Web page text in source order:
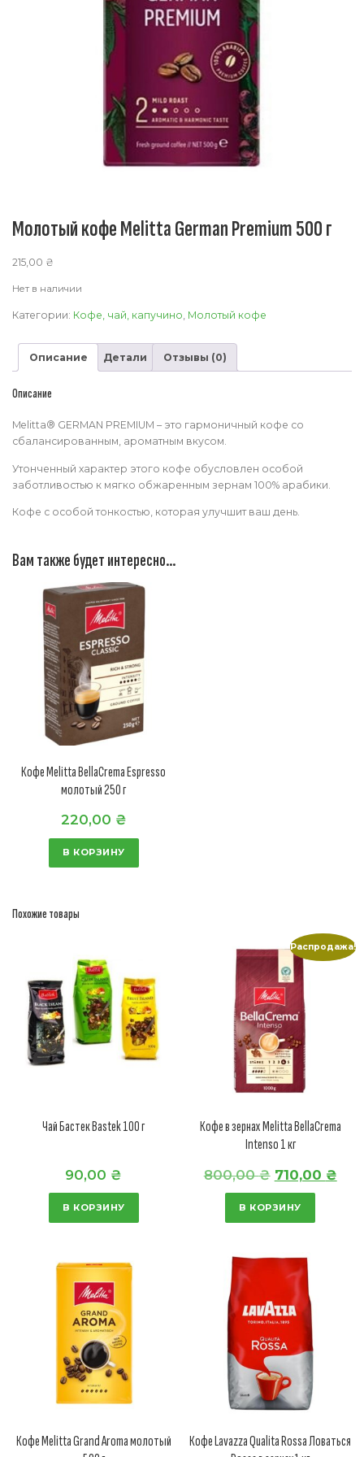
Молотый кофе Melitta German Premium 500 г
215,00 ₴
Нет в наличии
Категории: Кофе, чай, капучино Молотый кофе
Описание Детали Отзывы (0)
Описание
Melitta® GERMAN PREMIUM – это гармоничный кофе со
сбалансированным, ароматным вкусом.
Утонченный характер этого кофе обусловлен особой
заботливостью к мягко обжаренным зернам 100% арабики.
Кофе с особой тонкостью, которая улучшит ваш день.
Вам также будет интересно…
Кофе Melitta BellaCrema Espresso
молотый 250 г
220,00 ₴
В КОРЗИНУ
Похожие товары
Чай Бастек Bastek 100 г
90,00 ₴
В КОРЗИНУ
Распродажа!
Кофе в зернах Melitta BellaCrema
Intenso 1 кг
800,00₴ П
е
р
о
а
ч
а
л
ь
а
710,00 ₴Т
7
В КОРЗИНУ
Кофе Melitta Grand Aroma молотый
Кофе Lavazza Qualita Rossa Ловаться